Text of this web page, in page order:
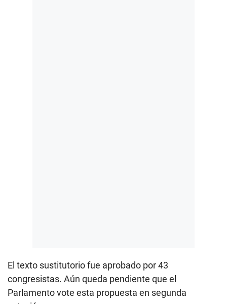
El texto sustitutorio fue aprobado por 43
congresistas. Aún queda pendiente que el
Parlamento vote esta propuesta en segunda